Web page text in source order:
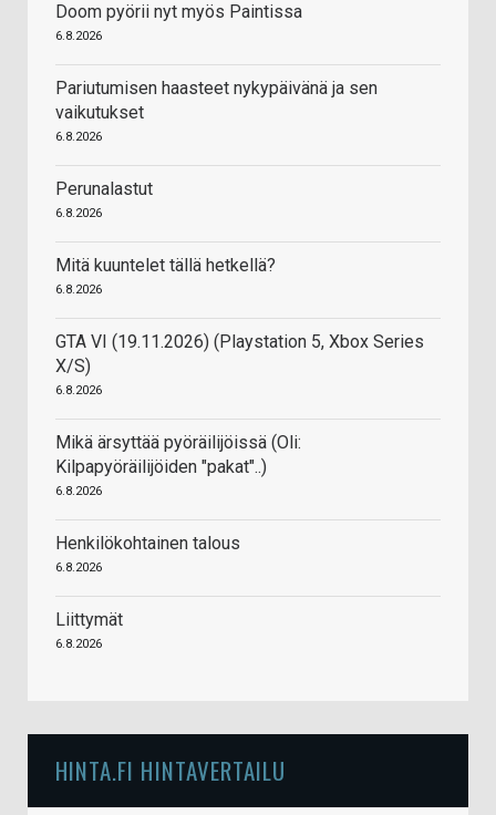
Doom pyörii nyt myös Paintissa
6.8.2026
Pariutumisen haasteet nykypäivänä ja sen
vaikutukset
6.8.2026
Perunalastut
6.8.2026
Mitä kuuntelet tällä hetkellä?
6.8.2026
GTA VI (19.11.2026) (Playstation 5, Xbox Series
X/S)
6.8.2026
Mikä ärsyttää pyöräilijöissä (Oli:
Kilpapyöräilijöiden "pakat"..)
6.8.2026
Henkilökohtainen talous
6.8.2026
Liittymät
6.8.2026
HINTA.FI HINTAVERTAILU